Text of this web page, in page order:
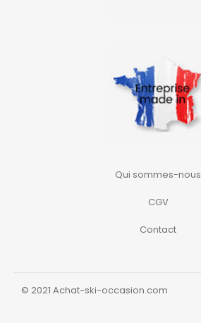
Qui sommes-nous
CGV
Contact
© 2021 Achat-ski-occasion.com